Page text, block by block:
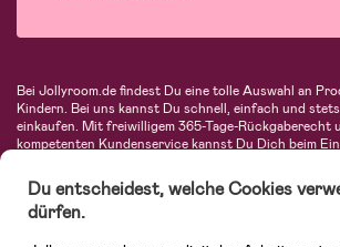
Bei Jollyroom.de findest Du eine tolle Auswahl an
Kindern. Bei uns kannst Du schnell, einfach und
einkaufen. Mit freiwilligem 365-Tage-Rückgaberecht
kompetenten Kundenservice kannst Du Dich beim
Autositze, Kinder- und Babymode, Produkte für
fantastischer Einrichtungsgegenstände,
vieles mehr. Wir haben Produkte von bekannten
Du entscheidest, welche Cookies
dürfen.